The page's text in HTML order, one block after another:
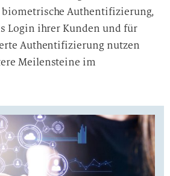
Authentifizierung,
Login ihrer Kunden und für
Authentifizierung nutzen
Meilensteine im